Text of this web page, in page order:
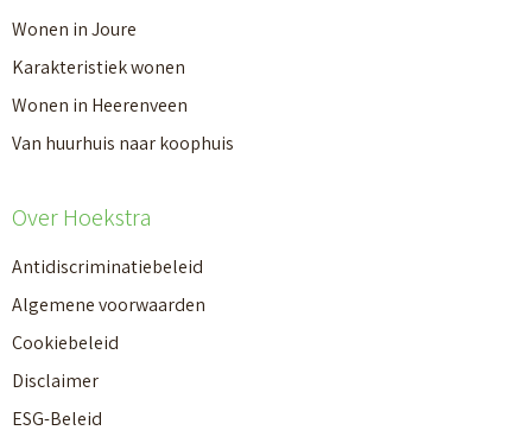
Wonen in Joure
Karakteristiek wonen
Wonen in Heerenveen
Van huurhuis naar koophuis
Over Hoekstra
Antidiscriminatiebeleid
Algemene voorwaarden
Cookiebeleid
Disclaimer
ESG-Beleid